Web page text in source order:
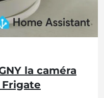
la caméra